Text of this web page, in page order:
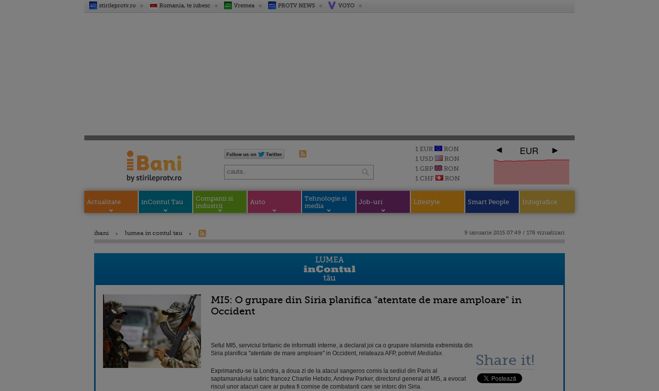
stirileprotv.ro Romania, te iubesc Vremea PROTV NEWS VOYO
1 EUR
RON
1 USD
RON
1 GBP
RON
1 CHF
RON
EUR
Actualitate inContul Tau
Companii si
industrii
Auto
Tehnologie si
media
Job-uri Lifestyle Smart People Infografice
ibani lumea in contul tau 9 ianuarie 2015 07:49 / 178 vizualizari
MI5: O grupare din Siria planifica "atentate de mare amploare" in
Occident
Seful MI5, serviciul britanic de informatii interne, a declarat joi ca o grupare islamista extremista din
Siria planifica "atentate de mare amploare" in Occident, relateaza AFP, potrivit Mediafax.
Exprimandu-se la Londra, a doua zi de la atacul sangeros comis la sediul din Paris al
saptamanalului satiric francez Charlie Hebdo, Andrew Parker, directorul general al MI5, a evocat
riscul unor atacuri care ar putea fi comise de combatanti care se intorc din Siria.
Share it!